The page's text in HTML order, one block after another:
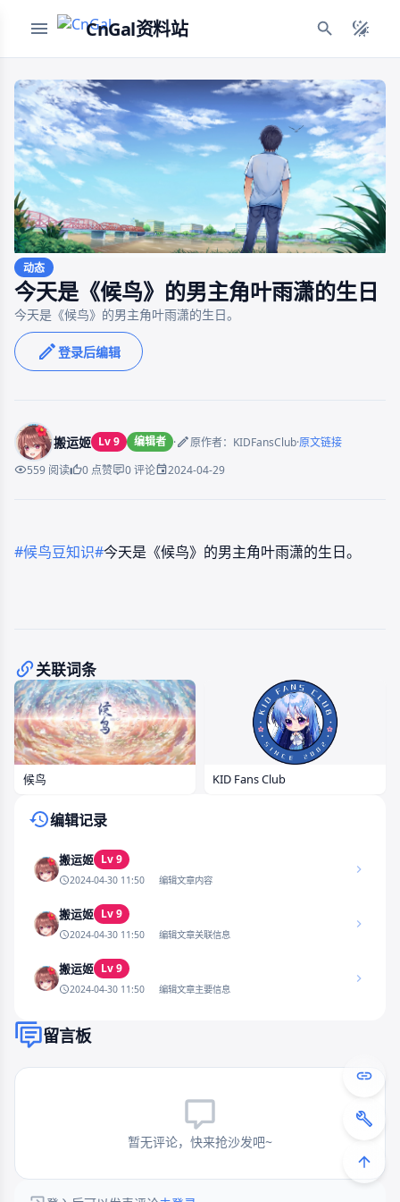
CnGal资料站
动态
今天是《候鸟》的男主角叶雨潇的生日
登录后编辑
搬运姬 Lv 9 编辑者 · 原作者：KIDFansClub·原文链接
559 阅读
0 点赞 0 评论 2024-04-29
#候鸟豆知识#今天是《候鸟》的男主角叶雨潇的生日。
关联词条
候鸟 KID Fans Club
编辑记录
搬运姬 Lv 9
2024-04-30 11:50 编辑文章内容
搬运姬 Lv 9
2024-04-30 11:50 编辑文章关联信息
搬运姬 Lv 9
2024-04-30 11:50 编辑文章主要信息
留言板
暂无评论，快来抢沙发吧~